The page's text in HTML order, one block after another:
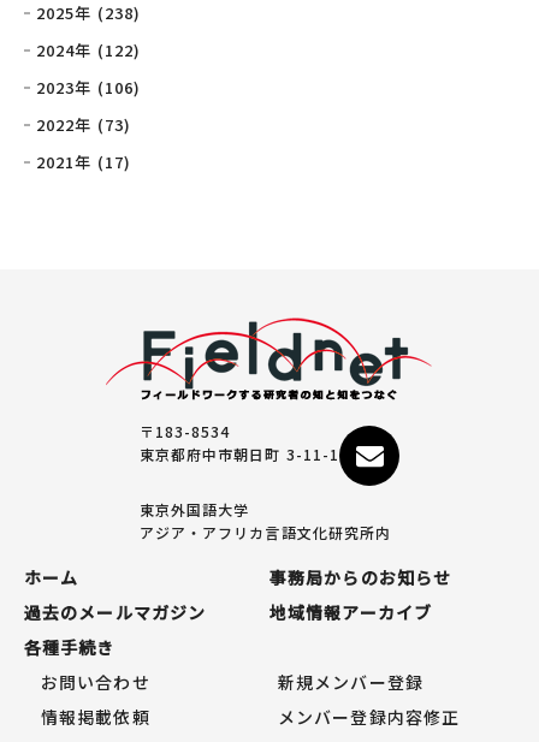
2025年 (238)
2024年 (122)
2023年 (106)
2022年 (73)
2021年 (17)
〒183-8534
東京都府中市朝日町 3-11-1
東京外国語大学
アジア・アフリカ言語文化研究所内
ホーム
事務局からのお知らせ
過去のメールマガジン
地域情報アーカイブ
各種手続き
お問い合わせ
新規メンバー登録
情報掲載依頼
メンバー登録内容修正